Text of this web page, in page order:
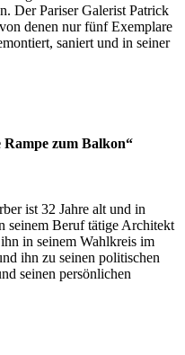
Der Pariser Galerist Patrick
denen nur fünf Exemplare
saniert und in seiner
zum Balkon“
ist 32 Jahre alt und in
seinem Beruf tätige Architekt
in seinem Wahlkreis im
ihn zu seinen politischen
seinen persönlichen